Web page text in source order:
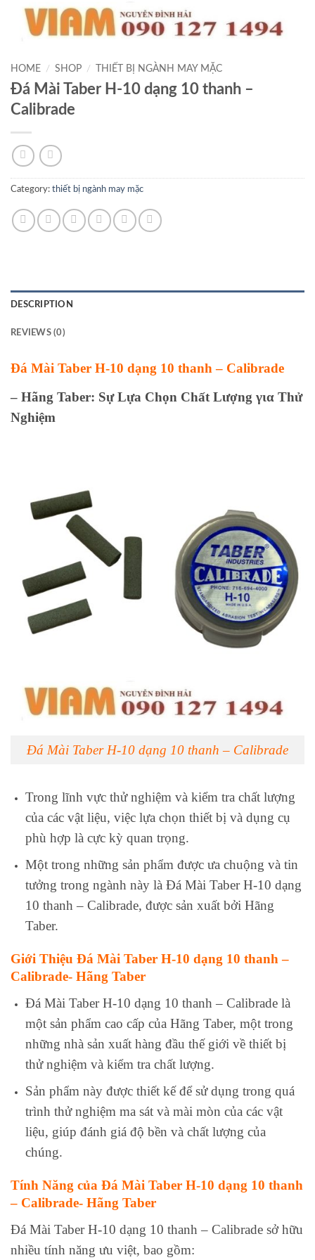
HOME / SHOP / THIẾT BỊ NGÀNH MAY MẶC
Đá Mài Taber H-10 dạng 10 thanh –
Calibrade
Category: thiết bị ngành may mặc
DESCRIPTION
REVIEWS (0)
Đá Mài Taber H-10 dạng 10 thanh – Calibrade
– Hãng Taber: Sự Lựa Chọn Chất Lượng για Thử
Nghiệm
Đá Mài Taber H-10 dạng 10 thanh – Calibrade
Trong lĩnh vực thử nghiệm và kiểm tra chất lượng
của các vật liệu, việc lựa chọn thiết bị và dụng cụ
phù hợp là cực kỳ quan trọng.
Một trong những sản phẩm được ưa chuộng và tin
tưởng trong ngành này là Đá Mài Taber H-10 dạng
10 thanh – Calibrade, được sản xuất bởi Hãng
Taber.
Giới Thiệu Đá Mài Taber H-10 dạng 10 thanh –
Calibrade- Hãng Taber
Đá Mài Taber H-10 dạng 10 thanh – Calibrade là
một sản phẩm cao cấp của Hãng Taber, một trong
những nhà sản xuất hàng đầu thế giới về thiết bị
thử nghiệm và kiểm tra chất lượng.
Sản phẩm này được thiết kế để sử dụng trong quá
trình thử nghiệm ma sát và mài mòn của các vật
liệu, giúp đánh giá độ bền và chất lượng của
chúng.
Tính Năng của Đá Mài Taber H-10 dạng 10 thanh
– Calibrade- Hãng Taber
Đá Mài Taber H-10 dạng 10 thanh – Calibrade sở hữu
nhiều tính năng ưu việt, bao gồm: